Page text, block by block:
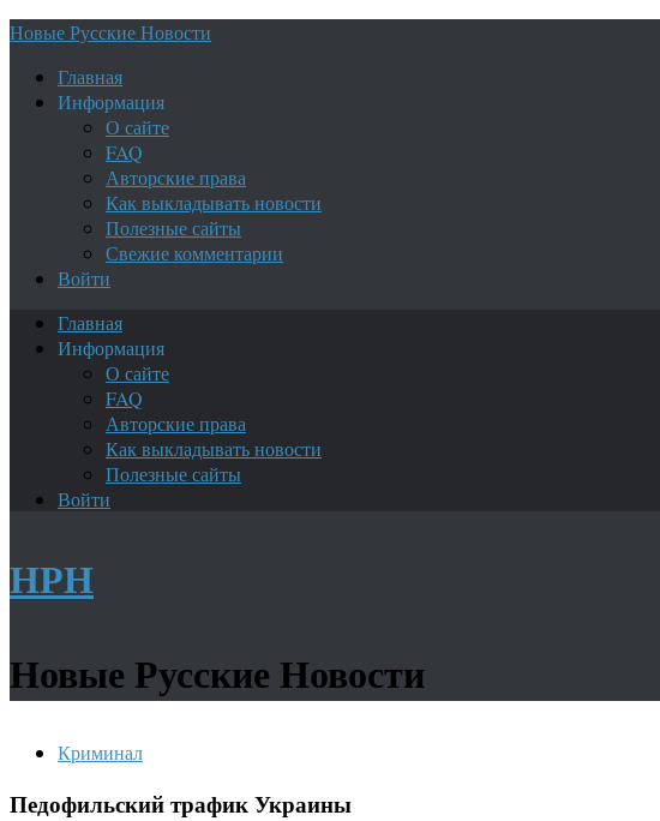
Новые Русские Новости
Главная
Информация
О сайте
FAQ
Авторские права
Как выкладывать новости
Полезные сайты
Свежие комментарии
Войти
Главная
Информация
О сайте
FAQ
Авторские права
Как выкладывать новости
Полезные сайты
Войти
НРН
Новые Русские Новости
Криминал
Педофильский трафик Украины